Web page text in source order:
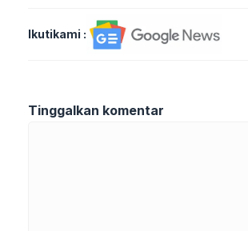
Ikutikami :
Tinggalkan komentar